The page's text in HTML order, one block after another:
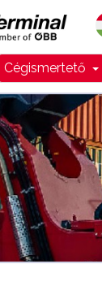
Cégismertető